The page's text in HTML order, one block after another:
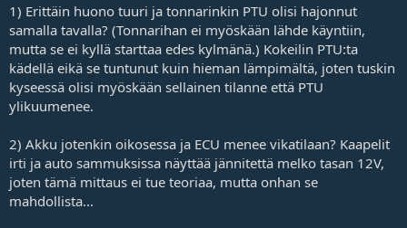
1) Erittäin huono tuuri ja tonnarinkin PTU olisi hajonnut
samalla tavalla? (Tonnarihan ei myöskään lähde käyntiin,
mutta se ei kyllä starttaa edes kylmänä.) Kokeilin PTU:ta
kädellä eikä se tuntunut kuin hieman lämpimältä, joten tuskin
kyseessä olisi myöskään sellainen tilanne että PTU
ylikuumenee.
2) Akku jotenkin oikosessa ja ECU menee vikatilaan? Kaapelit
irti ja auto sammuksissa näyttää jännitettä melko tasan 12V,
joten tämä mittaus ei tue teoriaa, mutta onhan se
mahdollista...